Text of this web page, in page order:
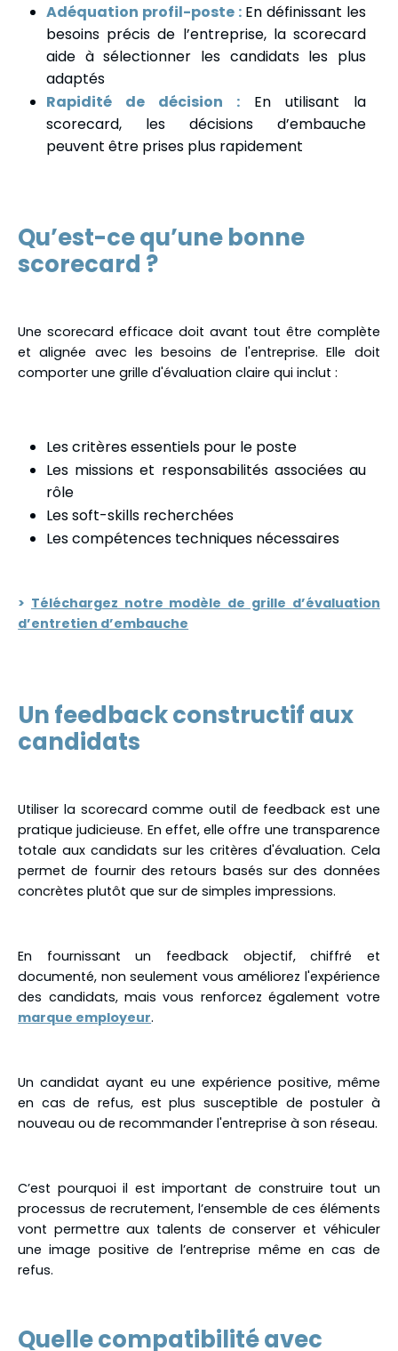
Adéquation profil-poste :En définissant les
besoins précis de l’entreprise, la scorecard
aide à sélectionner les candidats les plus
adaptés
Rapidité de décision : En utilisant la
scorecard, les décisions d’embauche
peuvent être prises plus rapidement
Qu’est-ce qu’une bonne
scorecard ?
Une scorecard efficace doit avant tout être complète
et alignée avec les besoins de l'entreprise. Elle doit
comporter une grille d'évaluation claire qui inclut :
Les critères essentiels pour le poste
Les missions et responsabilités associées au
rôle
Les soft-skills recherchées
Les compétences techniques nécessaires
> Téléchargez notre modèle de grille d’évaluation
d’entretien d’embauche
Un feedback constructif aux
candidats
Utiliser la scorecard comme outil de feedback est une
pratique judicieuse. En effet, elle offre une transparence
totale aux candidats sur les critères d'évaluation. Cela
permet de fournir des retours basés sur des données
concrètes plutôt que sur de simples impressions.
En fournissant un feedback objectif, chiffré et
documenté, non seulement vous améliorez l'expérience
des candidats, mais vous renforcez également votre
marque employeur.
Un candidat ayant eu une expérience positive, même
en cas de refus, est plus susceptible de postuler à
nouveau ou de recommander l'entreprise à son réseau.
C’est pourquoi il est important de construire tout un
processus de recrutement, l’ensemble de ces éléments
vont permettre aux talents de conserver et véhiculer
une image positive de l’entreprise même en cas de
refus.
Quelle compatibilité avec